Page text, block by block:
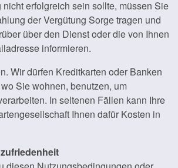
erfolgreich sein sollte, müssen Sie
der Vergütung Sorge tragen und
über den Dienst oder die von Ihnen
informieren.
Wir dürfen Kreditkarten oder Banken
Sie wohnen, benutzen, um
In seltenen Fällen kann Ihre
Ihnen dafür Kosten in